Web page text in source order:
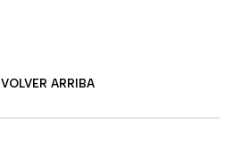
VOLVER ARRIBA